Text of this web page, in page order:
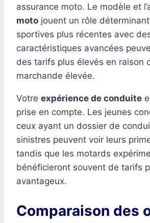
assurance moto. Le modèle et
moto jouent un rôle
sportives plus récentes avec
caractéristiques avancées
des tarifs plus élevés en raison
marchande élevée.
Votre expérience de conduite
prise en compte. Les jeunes
ceux ayant un dossier de
sinistres peuvent voir leurs
tandis que les motards
bénéficieront souvent de tarifs
avantageux.
Comparaison des